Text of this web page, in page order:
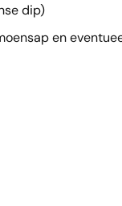
dip)
en